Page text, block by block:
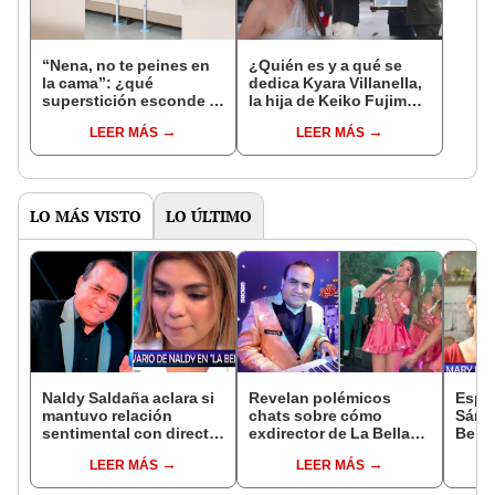
“Nena, no te peines en
la cama”: ¿qué
superstición esconde la
Enanitos Verdes?
LEER MÁS
¿Quién es y a qué se
dedica Kyara Villanella,
la hija de Keiko Fujimori
nivel nacional?
LEER MÁS
LO MÁS VISTO LO ÚLTIMO
Naldy Saldaña aclara si
mantuvo relación
sentimental con director
denunciarlo por
tocamientos: “Me
LEER MÁS
Revelan polémicos
chats sobre cómo
exdirector de La Bella
cantante Claudia
Salazar: “¿Vienes?, te
LEER MÁS
con